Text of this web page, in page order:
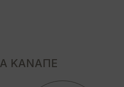
ΚΑΝΑΠΕ